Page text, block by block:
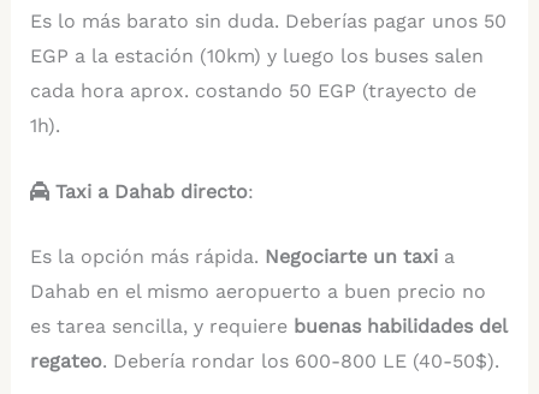
Es lo más barato sin duda. Deberías pagar unos 50
EGP a la estación (10km) y luego los buses salen
cada hora aprox. costando 50 EGP (trayecto de
1h).
Taxi a Dahab directo:
Es la opción más rápida. Negociarte un taxia
Dahab en el mismo aeropuerto a buen precio no
es tarea sencilla, y requiere buenas habilidades del
regateo. Debería rondar los 600-800 LE (40-50$).